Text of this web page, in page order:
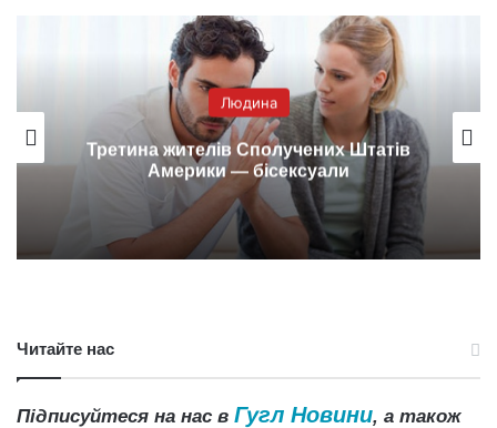
Людина
Третина жителів Сполучених Штатів
Америки — бісексуали
Читайте нас
Підписуйтеся на нас в Гугл Новини, а також